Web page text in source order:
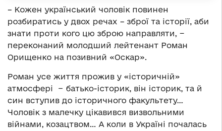
– Кожен український чоловік повинен
розбиратись у двох речах – зброї та історії, аби
знати проти кого цю зброю направляти, −
переконаний молодший лейтенант Роман
Орищенко на позивний «Оскар».
Роман усе життя прожив у «історичній»
атмосфері − батько-історик, він історик, та й
син вступив до історичного факультету…
Чоловік з малечку цікавився визвольними
війнами, козацтвом… А коли в Україні почалась